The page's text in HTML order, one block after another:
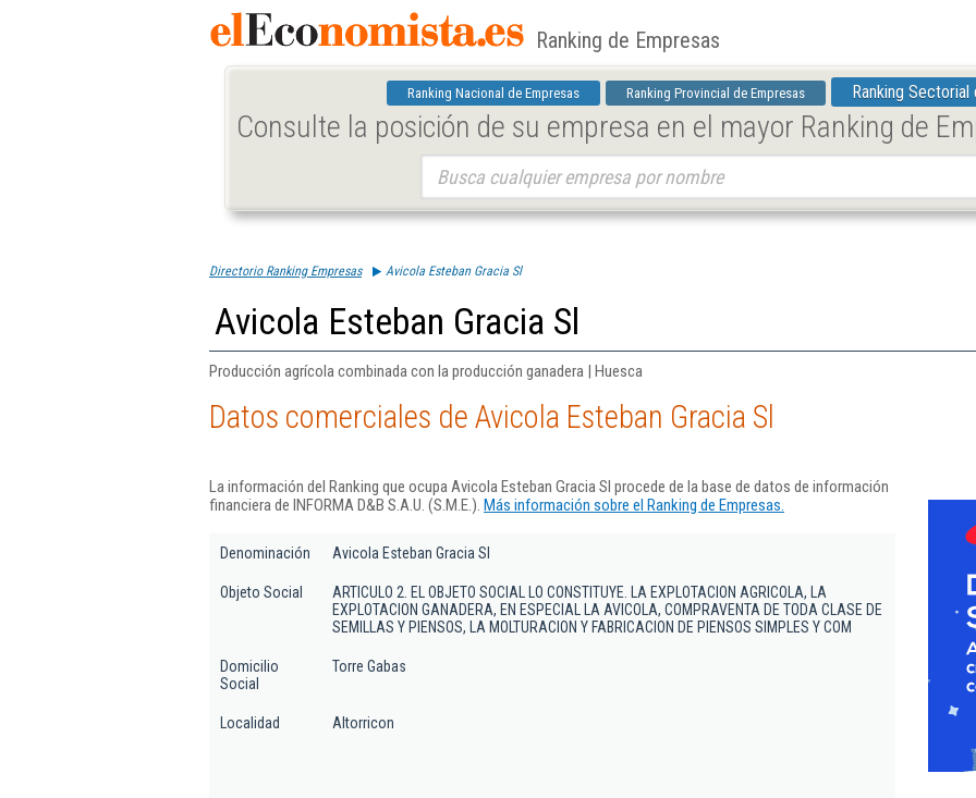
Ranking de Empresas
Ranking Nacional de Empresas Ranking Provincial de Empresas Ranking Sectorial
Consulte la posición de su empresa en el mayor Ranking de
Directorio Ranking Empresas Avicola Esteban Gracia Sl
Avicola Esteban Gracia Sl
Producción agrícola combinada con la producción ganadera | Huesca
Datos comerciales de Avicola Esteban Gracia Sl
La información del Ranking que ocupa Avicola Esteban Gracia Sl procede de la base de datos de información
financiera de INFORMA D&B S.A.U. (S.M.E.). Más información sobre el Ranking de Empresas.
Denominación Avicola Esteban Gracia Sl
Objeto Social
ARTICULO 2. EL OBJETO SOCIAL LO CONSTITUYE. LA EXPLOTACION AGRICOLA, LA
EXPLOTACION GANADERA, EN ESPECIAL LA AVICOLA, COMPRAVENTA DE TODA CLASE DE
SEMILLAS Y PIENSOS, LA MOLTURACION Y FABRICACION DE PIENSOS SIMPLES Y COM
Domicilio
Social
Torre Gabas
Localidad Altorricon